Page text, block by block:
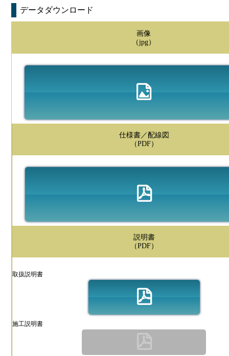
データダウンロード
画像
（jpg）
仕様書／配線図
（PDF）
説明書
（PDF）
取扱説明書
施工説明書